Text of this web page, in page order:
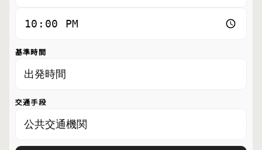
基準時間
交通手段